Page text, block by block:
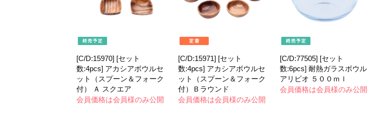
[C/D:15970] [セット
数:4pcs] アカシアボウルセ
ット（スプーン＆フォーク
付） Ａ スクエア
会員価格は会員様のみ公開
[C/D:15971] [セット
数:4pcs] アカシアボウルセ
ット（スプーン＆フォーク
付）Ｂラウンド
会員価格は会員様のみ公開
[C/D:77505] [セット
数:6pcs] 耐熱ガラスボウル
アリビオ ５００ｍｌ
会員価格は会員様のみ公開